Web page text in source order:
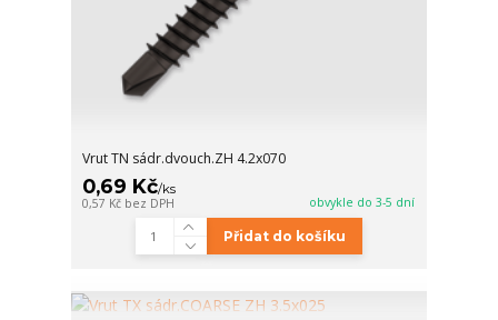
Vrut TN sádr.dvouch.ZH 4.2x070
0,69 Kč/ks
0,57 Kč bez DPH obvykle do 3-5 dní
Přidat do košíku